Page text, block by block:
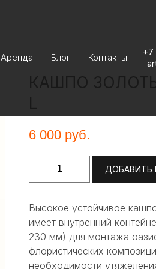
Аренда Блог Контакты
+7
6 000 руб.
ДОБАВИТЬ
Высокое устойчивое
имеет внутренний
230 мм) для монтажа
флористических
необходимости